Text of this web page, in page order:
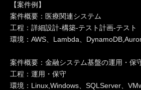
【案件例】
案件概要：医療関連システム
工程：詳細設計-構築-テスト計画-テスト
環境：AWS、Lambda、
案件概要：金融システム基盤の運用・保
工程：運用・保守
環境：Linux,Windows、SQLServer、